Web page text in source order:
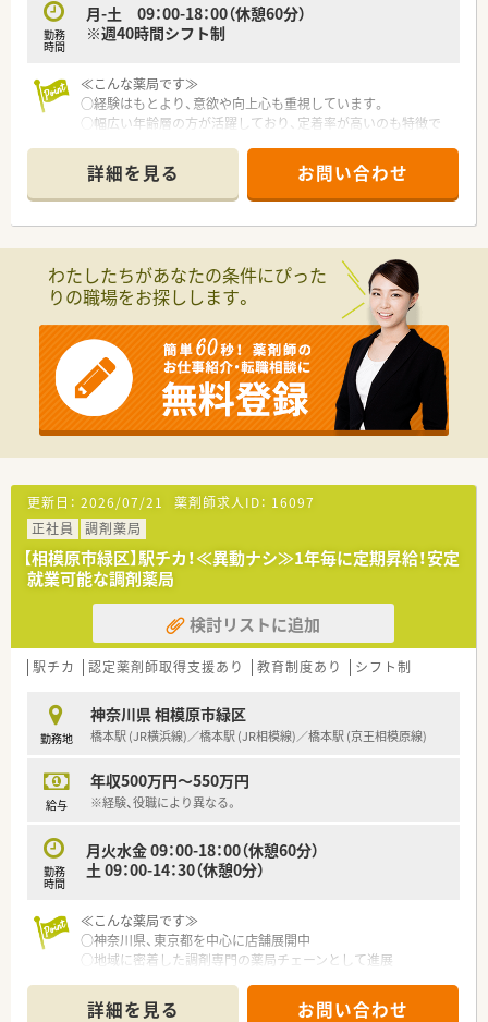
勤務
時間
月-土 09：00-18：00（休憩60分）
※週40時間シフト制
≪こんな薬局です≫
○経験はもとより、意欲や向上心も重視しています。
○幅広い年齢層の方が活躍しており、定着率が高いのも特徴で
○開局以来、安定した経営を続けています。
詳細を見る お問い合わせ
わたしたちがあなたの条件にぴった
りの職場をお探しします。
更新日： 2026/07/21 薬剤師求人ID： 16097
正社員
調剤薬局
【相模原市緑区】駅チカ！≪異動ナシ≫1年毎に定期昇給！安定
就業可能な調剤薬局
検討リストに追加
駅チカ 認定薬剤師取得支援あり 教育制度あり シフト制
勤務地
神奈川県 相模原市緑区
橋本駅 (JR横浜線)／橋本駅 (JR相模線)／橋本駅 (京王相模原線)
給与
年収500万円～550万円
※経験、役職により異なる。
勤務
時間
月火水金 09：00-18：00（休憩60分）
土 09：00-14：30（休憩0分）
≪こんな薬局です≫
○神奈川県、東京都を中心に店舗展開中
○地域に密着した調剤専門の薬局チェーンとして進展
○風通しがよく、社員一人一人をしっかり見ています
詳細を見る お問い合わせ